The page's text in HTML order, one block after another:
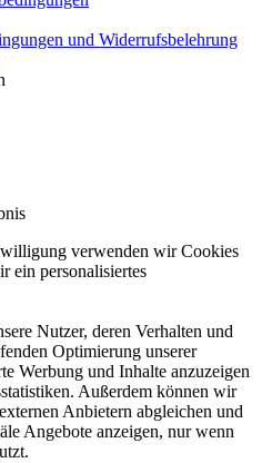
und Widerrufsbelehrung
verwenden wir Cookies
ein personalisiertes
Nutzer, deren Verhalten und
Optimierung unserer
Werbung und Inhalte anzuzeigen
Außerdem können wir
Anbietern abgleichen und
Angebote anzeigen, nur wenn